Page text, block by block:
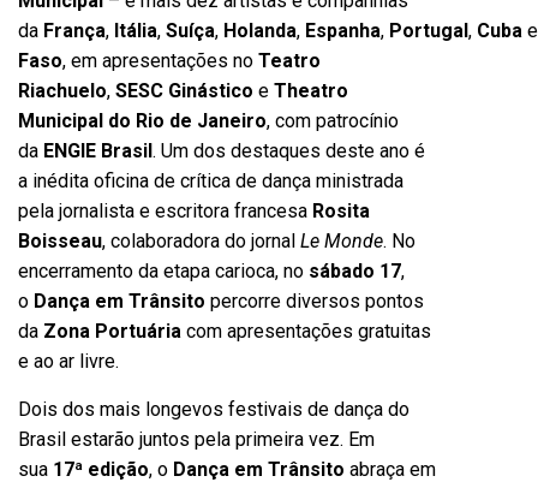
da França, Itália, Suíça, Holanda, Espanha, Portugal, Cuba
Faso, em apresentações no Teatro
Riachuelo, SESC Ginástico e Theatro
Municipal do Rio de Janeiro, com patrocínio
da ENGIE Brasil. Um dos destaques deste ano é
a inédita oficina de crítica de dança ministrada
pela jornalista e escritora francesa Rosita
Boisseau, colaboradora do jornal Le Monde. No
encerramento da etapa carioca, no sábado 17,
o Dança em Trânsito percorre diversos pontos
da Zona Portuária com apresentações gratuitas
e ao ar livre.
Dois dos mais longevos festivais de dança do
Brasil estarão juntos pela primeira vez. Em
sua 17ª edição, o Dança em Trânsito abraça em